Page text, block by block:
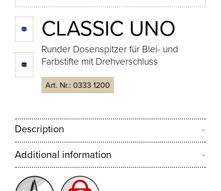
CLASSIC UNO
Runder Dosenspitzer für Blei- und
Farbstifte mit Drehverschluss
Art. Nr.: 0333 1200
Description
Additional information